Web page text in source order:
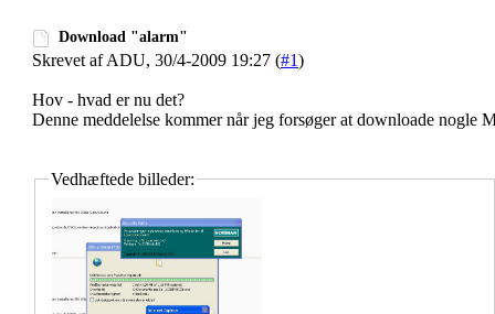
Download "alarm"
Skrevet af ADU, 30/4-2009 19:27 (#1)
Hov - hvad er nu det?
Denne meddelelse kommer når jeg forsøger at downloade nogle
Vedhæftede billeder: